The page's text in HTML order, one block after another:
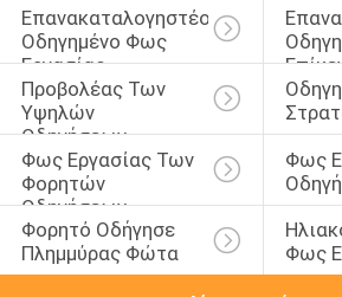
Επανακαταλογηστέο
Οδηγημένο Φως
Εργασίας
Προβολέας Των
Υψηλών
Οδηγήσεων
Μονάδων Λούμεν
Φως Εργασίας Των
Φορητών
Οδηγήσεων
Φως
Φορητό Οδήγησε
Πλημμύρας Φώτα
Φως